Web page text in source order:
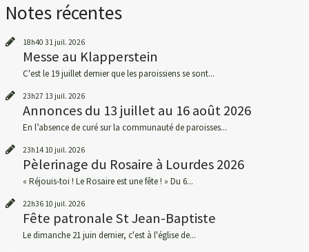
Notes récentes
18h40 31 juil. 2026
Messe au Klapperstein
C'est le 19 juillet dernier que les paroissiens se sont...
23h27 13 juil. 2026
Annonces du 13 juillet au 16 août 2026
En l’absence de curé sur la communauté de paroisses...
23h14 10 juil. 2026
Pèlerinage du Rosaire à Lourdes 2026
« Réjouis-toi ! Le Rosaire est une fête ! » Du 6...
22h36 10 juil. 2026
Fête patronale St Jean-Baptiste
Le dimanche 21 juin dernier, c'est à l'église de...